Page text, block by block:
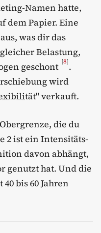
Namen hatte,
dem Papier. Eine
was dir das
Belastung,
geschont [8].
wird
" verkauft.
die du
2 ist ein Intensitäts-
davon abhängt,
genutzt hat. Und die
bis 60 Jahren